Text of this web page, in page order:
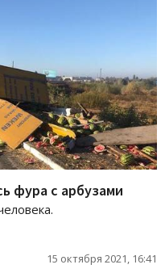
фура с арбузами
15 октября 2021, 16:41